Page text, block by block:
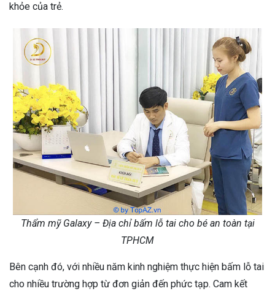
khỏe của trẻ.
Thẩm mỹ Galaxy – Địa chỉ bấm lỗ tai cho bé an toàn tại
TPHCM
Bên cạnh đó, với nhiều năm kinh nghiệm thực hiện bấm lỗ tai
cho nhiều trường hợp từ đơn giản đến phức tạp. Cam kết